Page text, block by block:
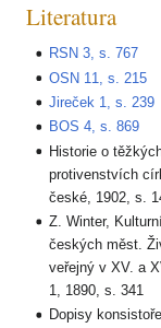
Literatura
RSN 3, s. 767
OSN 11, s. 215
Jireček 1, s. 239
BOS 4, s. 869
Historie o
protivenstvích
české, 1902, s.
Z. Winter,
českých měst.
veřejný v XV. a
1, 1890, s. 341
Dopisy